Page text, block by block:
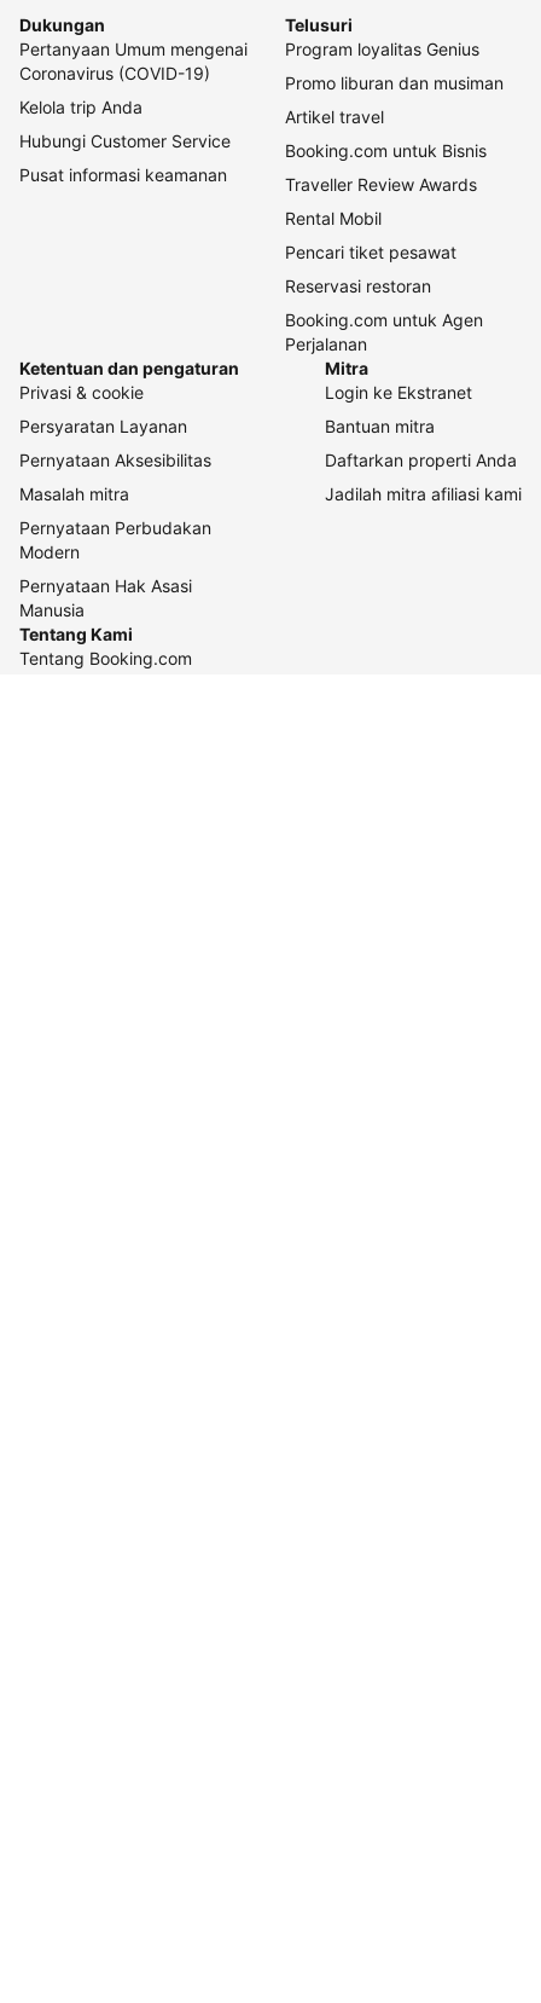
Dukungan
Pertanyaan Umum mengenai
Coronavirus (COVID-19)
Kelola trip Anda
Hubungi Customer Service
Pusat informasi keamanan
Telusuri
Program loyalitas Genius
Promo liburan dan musiman
Artikel travel
Booking.com untuk Bisnis
Traveller Review Awards
Rental Mobil
Pencari tiket pesawat
Reservasi restoran
Booking.com untuk Agen
Perjalanan
Ketentuan dan pengaturan
Privasi & cookie
Persyaratan Layanan
Pernyataan Aksesibilitas
Masalah mitra
Pernyataan Perbudakan
Modern
Pernyataan Hak Asasi
Manusia
Mitra
Login ke Ekstranet
Bantuan mitra
Daftarkan properti Anda
Jadilah mitra afiliasi kami
Tentang Kami
Tentang Booking.com